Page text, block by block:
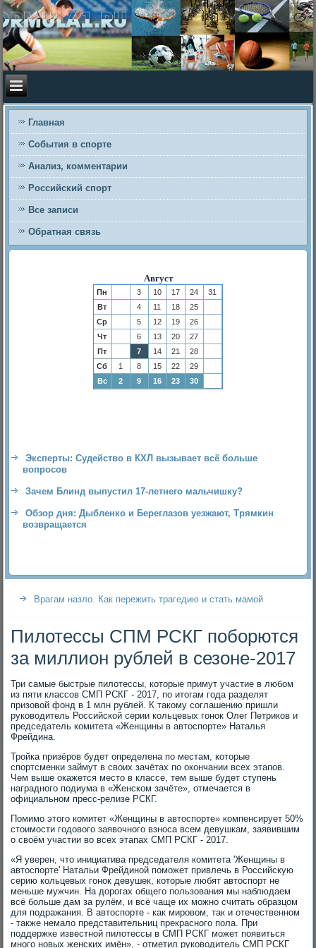
Главная
События в спорте
Анализ, комментарии
Российский спорт
Все записи
Обратная связь
Август
Пн 3 10 17 24
31
Вт
4 11 18
25
Ср
5 12 19
26
Чт
6 13 20
27
Пт
7 14 21
28
Сб
1 8 15 22
29
Вс
2 9 16 23 30
Эксперты: Судейство в КХЛ вызывает всё больше
вопросов
Зачем Блинд выпустил 17-летнего мальчишку?
Обзор дня: Дыбленко и Береглазов уезжают, Трямкин
возвращается
Врагам назло. Как пережить трагедию и стать мамой
Пилотессы СПМ РСКГ поборются
за миллион рублей в сезоне-2017
Три самые быстрые пилотессы, которые примут участие в любом
из пяти классов СМП РСКГ - 2017, по итогам года разделят
призовой фонд в 1 млн рублей. К такому соглашению пришли
руководитель Российской серии кольцевых гонок Олег Петриков и
председатель комитета «Женщины в автоспорте» Наталья
Фрейдина.
Тройка призёров будет определена по местам, которые
спортсменки займут в своих зачётах по окончании всех этапов.
Чем выше окажется место в классе, тем выше будет ступень
наградного подиума в «Женском зачёте», отмечается в
официальном пресс-релизе РСКГ.
Помимо этого комитет «Женщины в автоспорте» компенсирует 50%
стоимости годового заявочного взноса всем девушкам, заявившим
о своём участии во всех этапах СМП РСКГ - 2017.
«Я уверен, что инициатива председателя комитета 'Женщины в
автоспорте' Натальи Фрейдиной поможет привлечь в Российскую
серию кольцевых гонок девушек, которые любят автоспорт не
меньше мужчин. На дорогах общего пользования мы наблюдаем
всё больше дам за рулём, и всё чаще их можно считать образцом
для подражания. В автоспорте - как мировом, так и отечественном
- также немало представительниц прекрасного пола. При
поддержке известной пилотессы в СМП РСКГ может появиться
много новых женских имён», - отметил руководитель СМП РСКГ